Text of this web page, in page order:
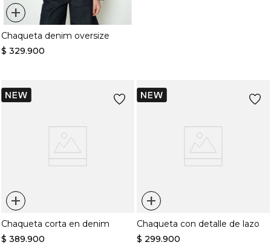
+
Chaqueta denim oversize
$ 329.900
+
Chaqueta corta en denim
$ 389.900
+
Chaqueta con detalle de lazo
$ 299.900